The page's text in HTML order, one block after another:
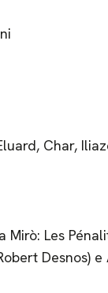
Char,
Les
Desnos)